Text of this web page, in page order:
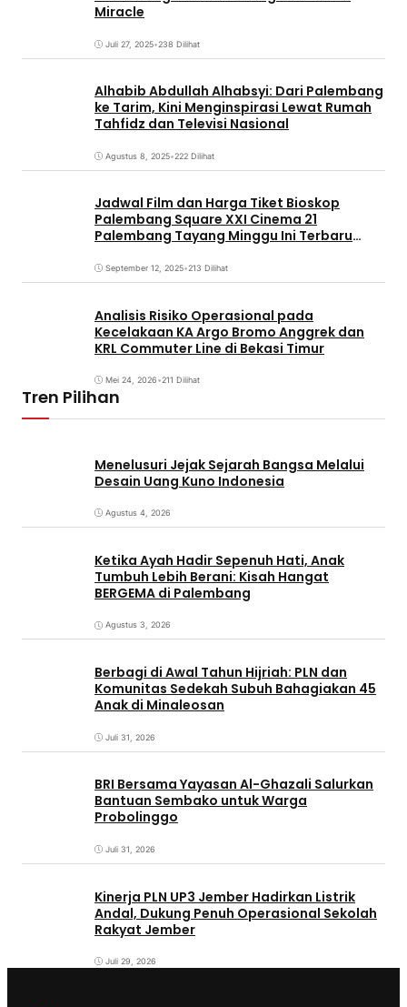
Miracle
Juli 27, 2025•238 Dilihat
Alhabib Abdullah Alhabsyi: Dari Palembang
ke Tarim, Kini Menginspirasi Lewat Rumah
Tahfidz dan Televisi Nasional
Agustus 8, 2025•222 Dilihat
Jadwal Film dan Harga Tiket Bioskop
Palembang Square XXI Cinema 21
Palembang Tayang Minggu Ini Terbaru
September 12, 2025•213 Dilihat
Analisis Risiko Operasional pada
Kecelakaan KA Argo Bromo Anggrek dan
KRL Commuter Line di Bekasi Timur
Mei 24, 2026•211 Dilihat
Tren Pilihan
Menelusuri Jejak Sejarah Bangsa Melalui
Desain Uang Kuno Indonesia
Agustus 4, 2026
Ketika Ayah Hadir Sepenuh Hati, Anak
Tumbuh Lebih Berani: Kisah Hangat
BERGEMA di Palembang
Agustus 3, 2026
Berbagi di Awal Tahun Hijriah: PLN dan
Komunitas Sedekah Subuh Bahagiakan 45
Anak di Minaleosan
Juli 31, 2026
BRI Bersama Yayasan Al-Ghazali Salurkan
Bantuan Sembako untuk Warga
Probolinggo
Juli 31, 2026
Kinerja PLN UP3 Jember Hadirkan Listrik
Andal, Dukung Penuh Operasional Sekolah
Rakyat Jember
Juli 29, 2026